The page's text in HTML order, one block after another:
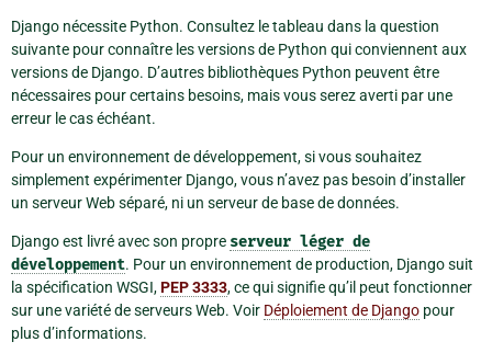
Django nécessite Python. Consultez le tableau dans la question
suivante pour connaître les versions de Python qui conviennent aux
versions de Django. D’autres bibliothèques Python peuvent être
nécessaires pour certains besoins, mais vous serez averti par une
erreur le cas échéant.
Pour un environnement de développement, si vous souhaitez
simplement expérimenter Django, vous n’avez pas besoin d’installer
un serveur Web séparé, ni un serveur de base de données.
Django est livré avec son propre serveur léger de
développement. Pour un environnement de production, Django suit
la spécification WSGI,PEP 3333, ce qui signifie qu’il peut fonctionner
sur une variété de serveurs Web. Voir Déploiement de Django pour
plus d’informations.